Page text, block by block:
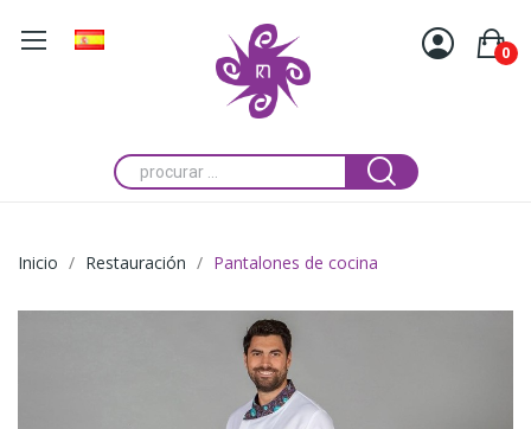
0
Inicio Restauración Pantalones de cocina